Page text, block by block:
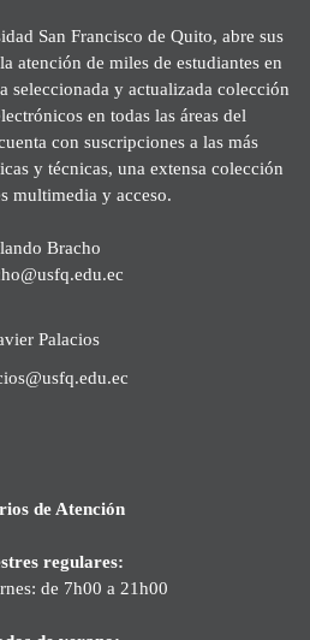
San Francisco de Quito, abre sus
atención de miles de estudiantes en
seleccionada y actualizada colección
en todas las áreas del
con suscripciones a las más
y técnicas, una extensa colección
multimedia y acceso.
Bracho
Palacios
de Atención
regulares:
de 7h00 a 21h00